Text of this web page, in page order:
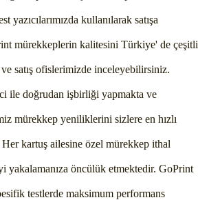
yazıcılarımızda kullanılarak satışa
mürekkeplerin kalitesini Türkiye' de çeşitli
satış ofislerimizde inceleyebilirsiniz.
ile doğrudan işbirliği yapmakta ve
mürekkep yeniliklerini sizlere en hızlı
Her kartuş ailesine özel mürekkep ithal
yakalamanıza öncülük etmektedir. GoPrint
testlerde maksimum performans